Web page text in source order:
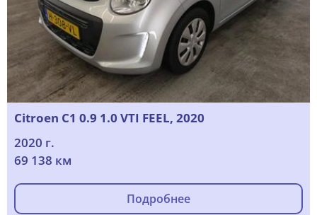
Citroen C1 0.9 1.0 VTI FEEL, 2020
2020 г.
69 138 км
Подробнее